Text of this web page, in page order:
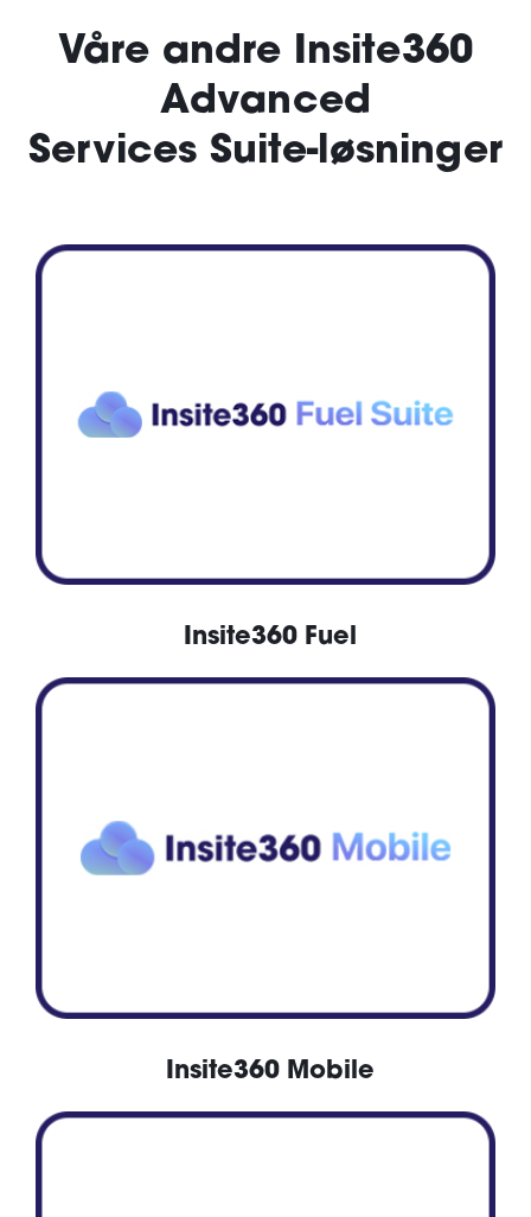
Våre andre Insite360
Advanced
Services Suite-løsninger
Insite360 Fuel
Insite360 Mobile